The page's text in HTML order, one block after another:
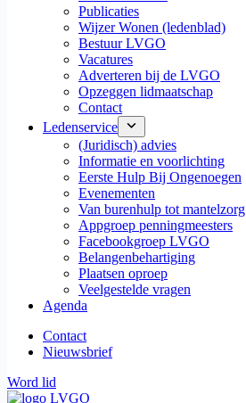
Publicaties
Wijzer Wonen (ledenblad)
Bestuur LVGO
Vacatures
Adverteren bij de LVGO
Opzeggen lidmaatschap
Contact
Ledenservice
(Juridisch) advies
Informatie en voorlichting
Eerste Hulp Bij Ongenoegen
Evenementen
Van burenhulp tot mantelzorg
Appgroep penningmeesters
Facebookgroep LVGO
Belangenbehartiging
Plaatsen oproep
Veelgestelde vragen
Agenda
Contact
Nieuwsbrief
Word lid